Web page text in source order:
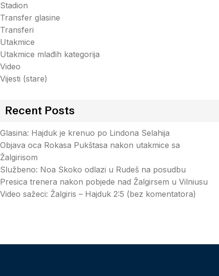
Stadion
Transfer glasine
Transferi
Utakmice
Utakmice mlađih kategorija
Video
Vijesti (stare)
Recent Posts
Glasina: Hajduk je krenuo po Lindona Selahija
Objava oca Rokasa Pukštasa nakon utakmice sa
Žalgirisom
Službeno: Noa Skoko odlazi u Rudeš na posudbu
Presica trenera nakon pobjede nad Žalgirsem u Vilniusu
Video sažeci: Žalgiris – Hajduk 2:5 (bez komentatora)